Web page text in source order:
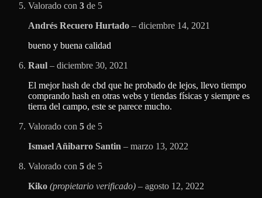
Valorado con 3 de 5
Andrés Recuero Hurtado – diciembre 14, 2021
bueno y buena calidad
Raul – diciembre 30, 2021
El mejor hash de cbd que he probado de lejos, llevo tiempo
comprando hash en otras webs y tiendas físicas y siempre es
tierra del campo, este se parece mucho.
Valorado con 5 de 5
Ismael Añibarro Santin – marzo 13, 2022
Valorado con 5 de 5
Kiko (propietario verificado) – agosto 12, 2022